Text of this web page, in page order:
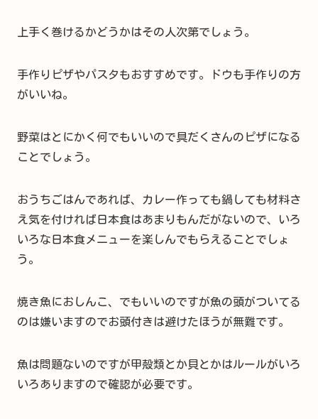
上手く巻けるかどうかはその人次第でしょう。
手作りピザやパスタもおすすめです。ドウも手作りの方
がいいね。
野菜はとにかく何でもいいので具だくさんのピザになる
ことでしょう。
おうちごはんであれば、カレー作っても鍋しても材料さ
え気を付ければ日本食はあまりもんだがないので、いろ
いろな日本食メニューを楽しんでもらえることでしょ
う。
焼き魚におしんこ、でもいいのですが魚の頭がついてる
のは嫌いますのでお頭付きは避けたほうが無難です。
魚は問題ないのですが甲殻類とか貝とかはルールがいろ
いろありますので確認が必要です。